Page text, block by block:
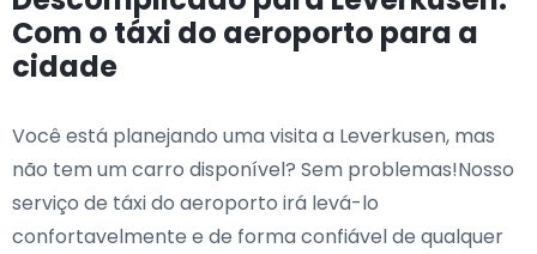
Com o táxi do aeroporto para a
cidade
Você está planejando uma visita a Leverkusen, mas
não tem um carro disponível? Sem problemas!Nosso
serviço de táxi do aeroporto irá levá-lo
confortavelmente e de forma confiável de qualquer